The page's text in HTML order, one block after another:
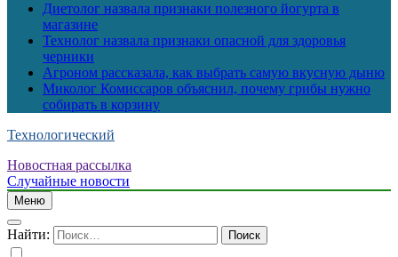
Диетолог назвала признаки полезного йогурта в
магазине
Технолог назвала признаки опасной для здоровья
черники
Агроном рассказала, как выбрать самую вкусную дыню
Миколог Комиссаров объяснил, почему грибы нужно
собирать в корзину
Технологический
Новостная рассылка
Случайные новости
Меню
Найти: